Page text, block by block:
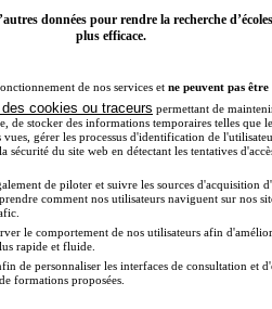
données pour rendre la recherche
plus efficace.
de nos services et ne peuvent pas être
cookies ou traceurs permettant de
de stocker des informations temporaires telles que
vues, gérer les processus d'identification de
sécurité du site web en détectant les tentatives
de piloter et suivre les sources d'acquisition
comment nos utilisateurs naviguent sur nos
le comportement de nos utilisateurs afin
rapide et fluide.
de personnaliser les interfaces de consultation et
formations proposées.